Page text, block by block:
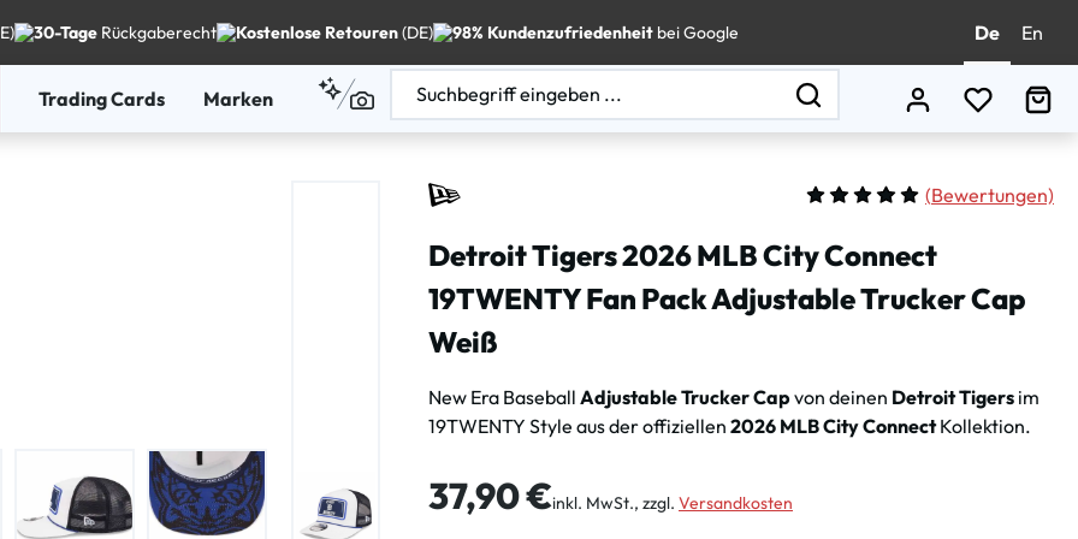
30-Tage Rückgaberecht Kostenlose Retouren(DE) 98% Kundenzufriedenheit bei Google De En
Du hast
Trading Cards Marken
(Bewertungen)
Detroit Tigers 2026 MLB City Connect
19TWENTY Fan Pack Adjustable Trucker Cap
Weiß
New Era Baseball Adjustable Trucker Cap von deinen Detroit Tigers im
19TWENTY Style aus der offiziellen 2026 MLB City ConnectKollektion.
Regulärer Preis:
37,90 €inkl. MwSt., zzgl. Versandkosten